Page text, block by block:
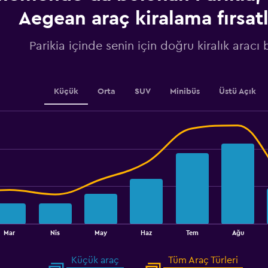
displaying
values.
Aegean araç kiralama
Parikia içinde senin için doğru kiralık aracı
Küçük Orta SUV Minibüs Üstü Açık
Mar Nis May Haz Tem Ağu
Küçük araç
Tüm Araç Türleri